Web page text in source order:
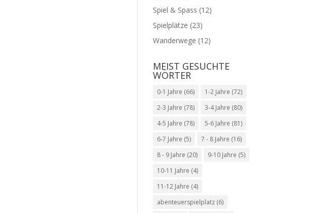
Spiel & Spass (12)
Spielplätze (23)
Wanderwege (12)
MEIST GESUCHTE
WÖRTER
0-1 Jahre (66) 1-2 Jahre (72)
2-3 Jahre (78) 3-4 Jahre (80)
4-5 Jahre (78) 5-6 Jahre (81)
6-7 Jahre (5) 7 - 8 Jahre (16)
8 - 9 Jahre (20) 9-10 Jahre (5)
10-11 Jahre (4)
11-12 Jahre (4)
abenteuerspielplatz (6)